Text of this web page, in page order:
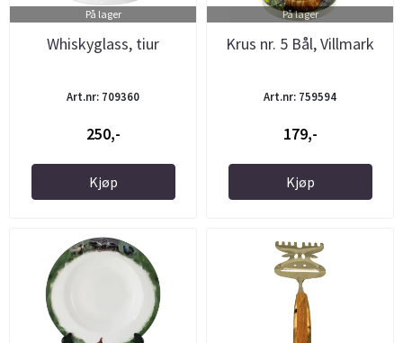
På lager
Whiskyglass, tiur
Art.nr: 709360
250,-
Kjøp
På lager
Krus nr. 5 Bål, Villmark
Art.nr: 759594
179,-
Kjøp